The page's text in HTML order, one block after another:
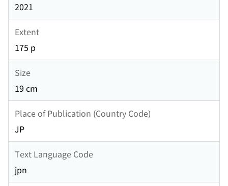
2021
Extent
175 p
Size
19 cm
Place of Publication (Country Code)
JP
Text Language Code
jpn